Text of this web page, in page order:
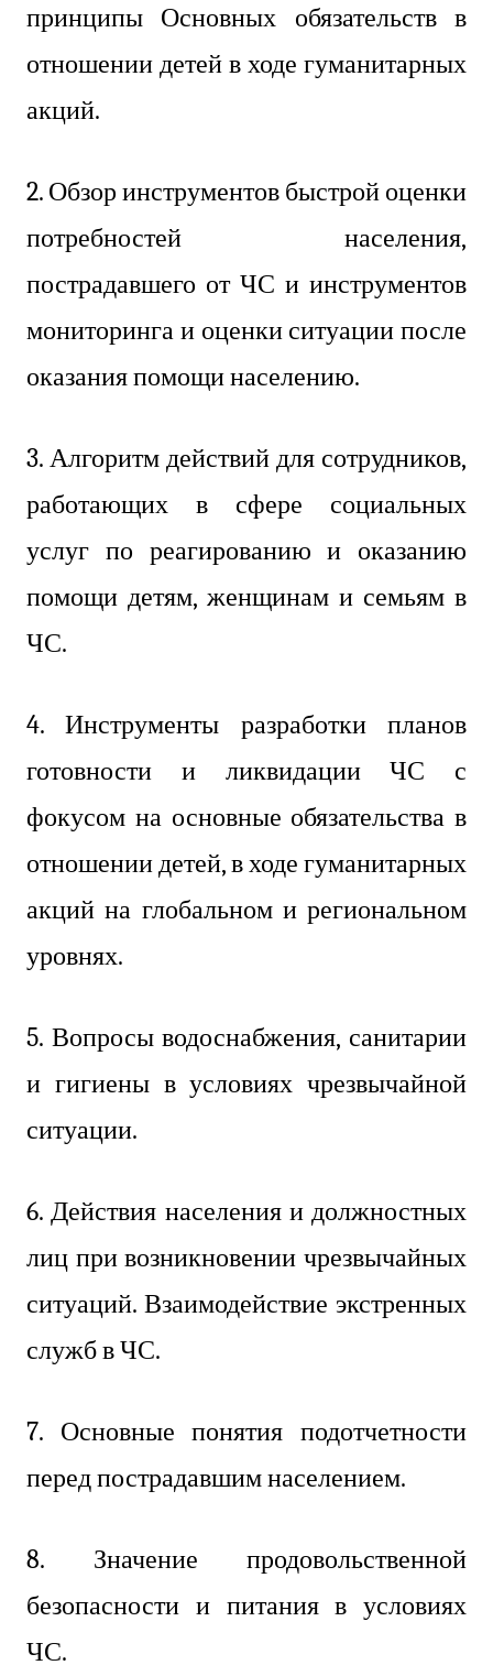
принципы Основных обязательств в
отношении детей в ходе гуманитарных
акций.
2. Обзор инструментов быстрой оценки
потребностей населения,
пострадавшего от ЧС и инструментов
мониторинга и оценки ситуации после
оказания помощи населению.
3. Алгоритм действий для сотрудников,
работающих в сфере социальных
услуг по реагированию и оказанию
помощи детям, женщинам и семьям в
ЧС.
4. Инструменты разработки планов
готовности и ликвидации ЧС с
фокусом на основные обязательства в
отношении детей, в ходе гуманитарных
акций на глобальном и региональном
уровнях.
5. Вопросы водоснабжения, санитарии
и гигиены в условиях чрезвычайной
ситуации.
6. Действия населения и должностных
лиц при возникновении чрезвычайных
ситуаций. Взаимодействие экстренных
служб в ЧС.
7. Основные понятия подотчетности
перед пострадавшим населением.
8. Значение продовольственной
безопасности и питания в условиях
ЧС.